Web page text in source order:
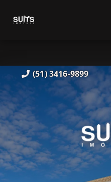
(51) 3416-9899